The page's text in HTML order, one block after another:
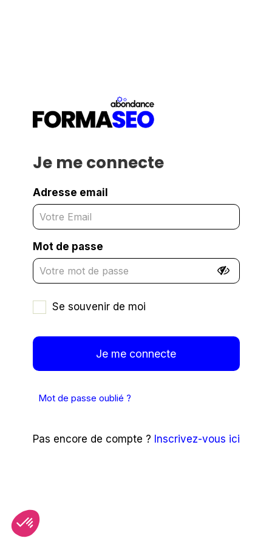
Je me connecte
Adresse email
Mot de passe
Se souvenir de moi
Mot de passe oublié ?
Pas encore de compte ? Inscrivez-vous ici